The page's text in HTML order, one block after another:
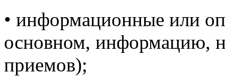
• информационные или
основном, информацию,
приемов);